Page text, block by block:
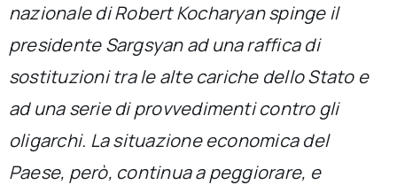
Chi siamo
per:
Newsletter
nazionale di Robert Kocharyan spinge il
presidente Sargsyan ad una raffica di
sostituzioni tra le alte cariche dello Stato e
ad una serie di provvedimenti contro gli
oligarchi. La situazione economica del
Paese, però, continua a peggiorare, e